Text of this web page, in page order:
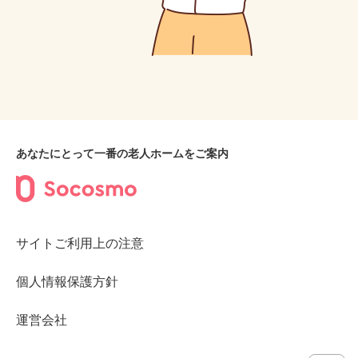
あなたにとって一番の老人ホームをご案内
サイトご利用上の注意
個人情報保護方針
運営会社